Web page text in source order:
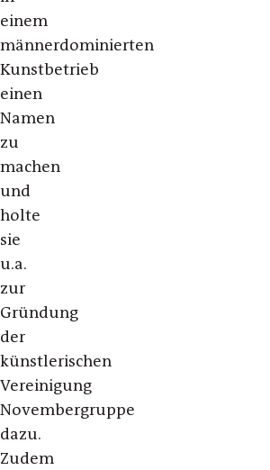
einem
männerdominierten
Kunstbetrieb
einen
Namen
zu
machen
und
holte
sie
u.a.
zur
Gründung
der
künstlerischen
Vereinigung
Novembergruppe
dazu.
Zudem